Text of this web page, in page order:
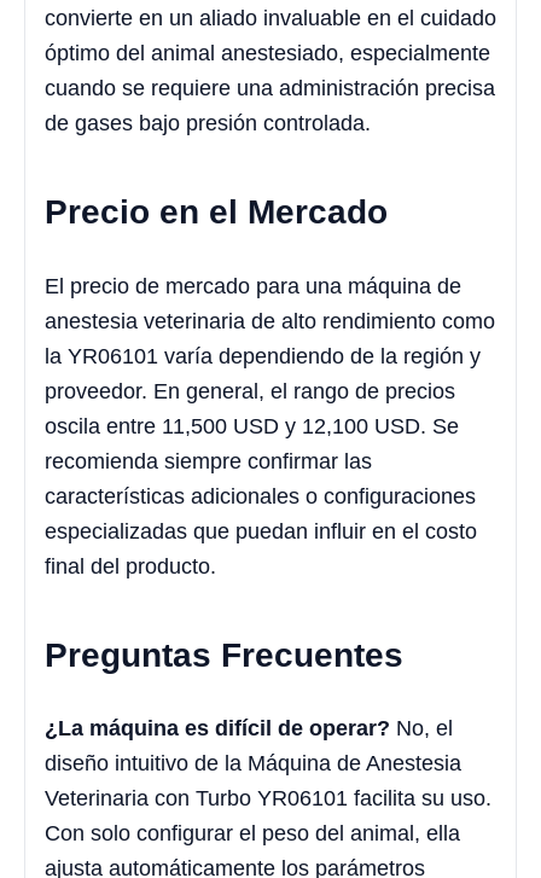
convierte en un aliado invaluable en el cuidado
óptimo del animal anestesiado, especialmente
cuando se requiere una administración precisa
de gases bajo presión controlada.
Precio en el Mercado
El precio de mercado para una máquina de
anestesia veterinaria de alto rendimiento como
la YR06101 varía dependiendo de la región y
proveedor. En general, el rango de precios
oscila entre 11,500 USD y 12,100 USD. Se
recomienda siempre confirmar las
características adicionales o configuraciones
especializadas que puedan influir en el costo
final del producto.
Preguntas Frecuentes
¿La máquina es difícil de operar? No, el
diseño intuitivo de la Máquina de Anestesia
Veterinaria con Turbo YR06101 facilita su uso.
Con solo configurar el peso del animal, ella
ajusta automáticamente los parámetros